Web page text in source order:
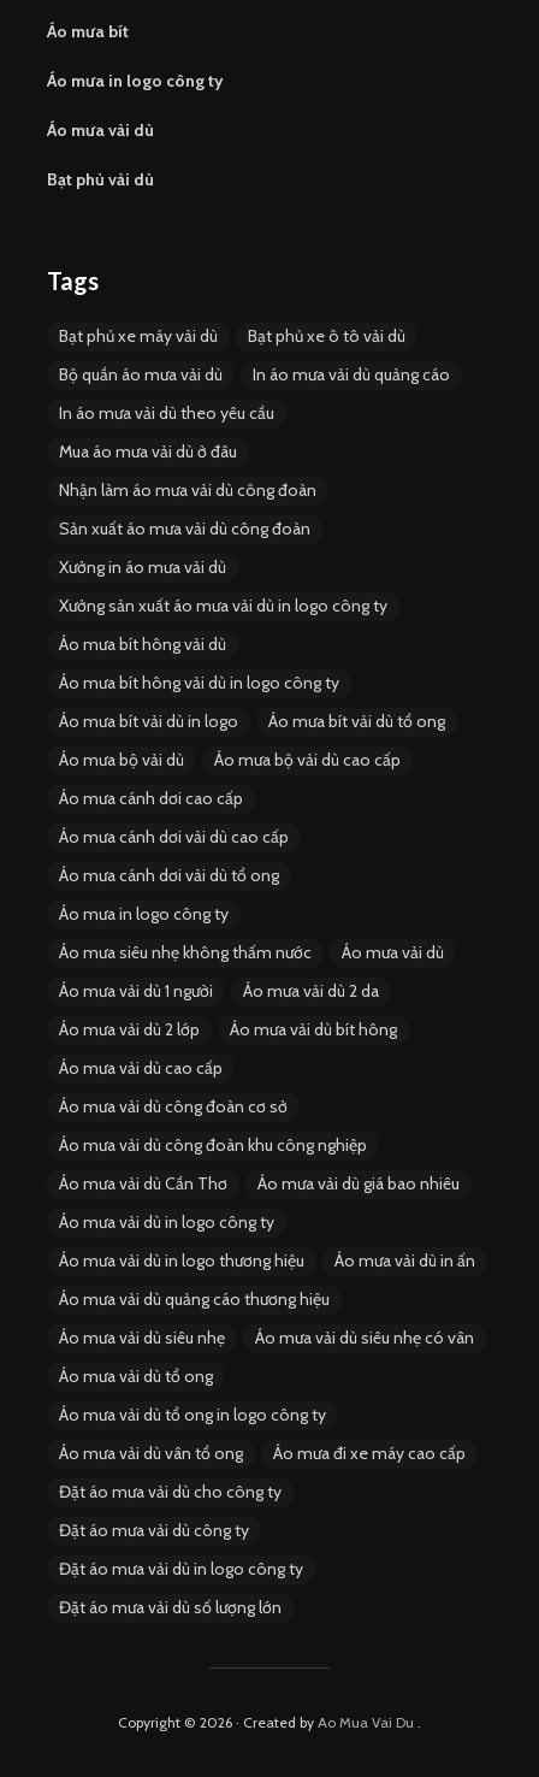
Áo mưa bít
Áo mưa in logo công ty
Áo mưa vải dù
Bạt phủ vải dù
Tags
Bạt phủ xe máy vải dù
Bạt phủ xe ô tô vải dù
Bộ quần áo mưa vải dù
In áo mưa vải dù quảng cáo
In áo mưa vải dù theo yêu cầu
Mua áo mưa vải dù ở đâu
Nhận làm áo mưa vải dù công đoàn
Sản xuất áo mưa vải dù công đoàn
Xưởng in áo mưa vải dù
Xưởng sản xuất áo mưa vải dù in logo công ty
Áo mưa bít hông vải dù
Áo mưa bít hông vải dù in logo công ty
Áo mưa bít vải dù in logo
Áo mưa bít vải dù tổ ong
Áo mưa bộ vải dù
Áo mưa bộ vải dù cao cấp
Áo mưa cánh dơi cao cấp
Áo mưa cánh dơi vải dù cao cấp
Áo mưa cánh dơi vải dù tổ ong
Áo mưa in logo công ty
Áo mưa siêu nhẹ không thấm nước
Áo mưa vải dù
Áo mưa vải dù 1 người
Áo mưa vải dù 2 da
Áo mưa vải dù 2 lớp
Áo mưa vải dù bít hông
Áo mưa vải dù cao cấp
Áo mưa vải dù công đoàn cơ sở
Áo mưa vải dù công đoàn khu công nghiệp
Áo mưa vải dù Cần Thơ
Áo mưa vải dù giá bao nhiêu
Áo mưa vải dù in logo công ty
Áo mưa vải dù in logo thương hiệu
Áo mưa vải dù in ấn
Áo mưa vải dù quảng cáo thương hiệu
Áo mưa vải dù siêu nhẹ
Áo mưa vải dù siêu nhẹ có vân
Áo mưa vải dù tổ ong
Áo mưa vải dù tổ ong in logo công ty
Áo mưa vải dù vân tổ ong
Áo mưa đi xe máy cao cấp
Đặt áo mưa vải dù cho công ty
Đặt áo mưa vải dù công ty
Đặt áo mưa vải dù in logo công ty
Đặt áo mưa vải dù số lượng lớn
Copyright © 2026 · Created by Ao Mua Vai Du .